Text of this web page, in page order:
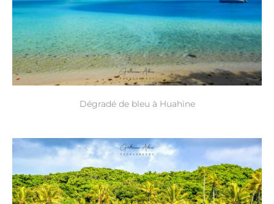
Dégradé de bleu à Huahine